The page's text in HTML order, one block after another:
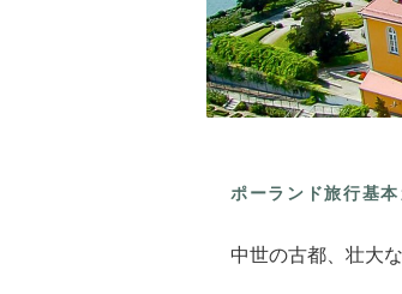
ポーランド旅行基本
中世の古都、壮大